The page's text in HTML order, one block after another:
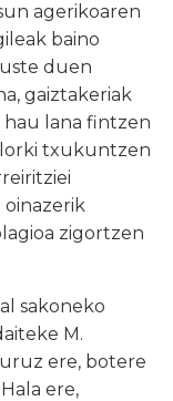
agerikoaren
baino
duen
gaiztakeriak
lana fintzen
txukuntzen
zigortzen
sakoneko
M.
ere, botere
ere,